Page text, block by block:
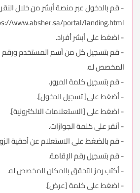
- قم بالدخول عبر منصة أبشر من خلال
www.absher.sa/portal/landing.html
- اضغط على أبشر أفراد.
- قم بتسجيل كل من أسم المستخدم ورقم
المخصص له.
- قم بتسجيل كلمة المرور.
- أضغط على[ تسجيل الدخول].
- اضغط على [الاستعلامات الالكترونية].
- أنقر على كلمة الجوازات.
- قم بالضغط على الاستعلام عن أحقية
- قم بتسجيل رقم الإقامة.
- أكتب رمز التحقق بالمكان المخصص له.
- اضغط على كلمة [عرض].